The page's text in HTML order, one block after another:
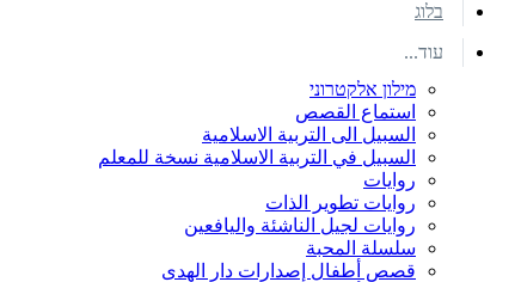
בלוג
עוד...
מילון אלקטרוני
استماع القصص
السبيل الى التربية الاسلامية
السبيل في التربية الاسلامية نسخة للمعلم
روايات
روايات تطوير الذات
روايات لجيل الناشئة واليافعين
سلسلة المحبة
قصص أطفال إصدارات دار الهدى